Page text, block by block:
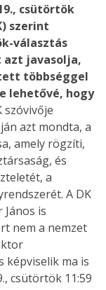
csütörtök
szerint
választás
azt javasolja,
többséggel
lehetővé, hogy
szóvivője
azt mondta, a
amely rögzíti,
és
a
A DK
is
nem a nemzet
képviselik ma is
csütörtök 11:59